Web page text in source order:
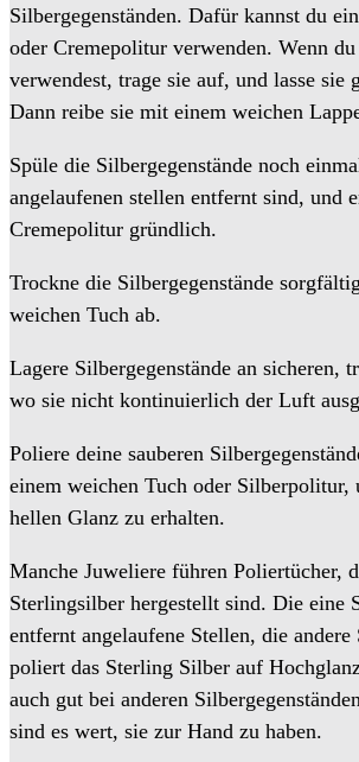
Silbergegenständen. Dafür kannst du
oder Cremepolitur verwenden. Wenn
verwendest, trage sie auf, und lasse sie
Dann reibe sie mit einem weichen
Spüle die Silbergegenstände noch
angelaufenen stellen entfernt sind, und
Cremepolitur gründlich.
Trockne die Silbergegenstände
weichen Tuch ab.
Lagere Silbergegenstände an sicheren,
wo sie nicht kontinuierlich der Luft
Poliere deine sauberen
einem weichen Tuch oder Silberpolitur,
hellen Glanz zu erhalten.
Manche Juweliere führen Poliertücher,
Sterlingsilber hergestellt sind. Die eine
entfernt angelaufene Stellen, die andere
poliert das Sterling Silber auf
auch gut bei anderen
sind es wert, sie zur Hand zu haben.